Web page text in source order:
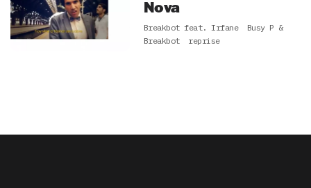
Nova
Breakbot feat. Irfane
Busy P &
Breakbot
reprise